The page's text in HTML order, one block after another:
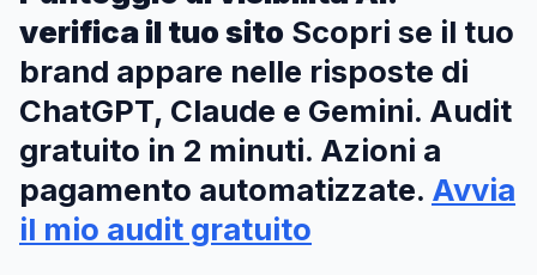
verifica il tuo sito Scopri se il tuo
brand appare nelle risposte di
ChatGPT, Claude e Gemini. Audit
gratuito in 2 minuti. Azioni a
pagamento automatizzate. Avvia
il mio audit gratuito